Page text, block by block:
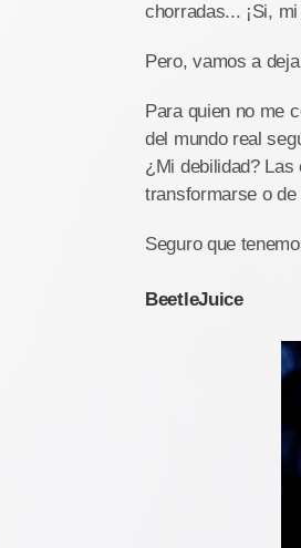
chorradas... ¡Si,
Pero, vamos a
Para quien no me
del mundo real
¿Mi debilidad?
transformarse o
Seguro que
BeetleJuice